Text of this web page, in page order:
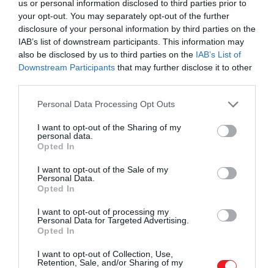
us or personal information disclosed to third parties prior to
your opt-out. You may separately opt-out of the further
disclosure of your personal information by third parties on the
IAB’s list of downstream participants. This information may
also be disclosed by us to third parties on the IAB’s List of
Downstream Participants that may further disclose it to other
Please note that this website/app uses one or more Google
not limited to your visit or usage behaviour. You may click to
grant or deny consent to Google and its third-party tags to
use your data for below specified purposes in below Google
consent section.
Personal Data Processing Opt Outs
I want to opt-out of the Sharing of my
personal data.
Opted In
I want to opt-out of the Sale of my
Personal Data.
Opted In
I want to opt-out of processing my
Personal Data for Targeted Advertising.
Opted In
I want to opt-out of Collection, Use,
Retention, Sale, and/or Sharing of my